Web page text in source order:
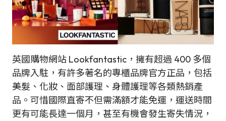
英國購物網站 Lookfantastic，擁有超過 400 多個
品牌入駐，有許多著名的專櫃品牌官方正品，包括
美髮、化妝、面部護理、身體護理等各類熱銷產
品。可惜國際直寄不但需滿額才能免運，運送時間
更有可能長達一個月，甚至有機會發生寄失情況，